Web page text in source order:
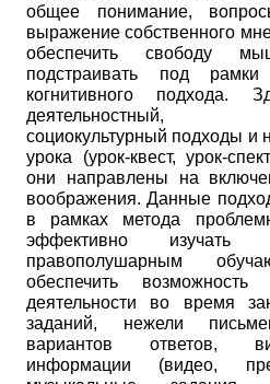
общее понимание,
выражение собственного
обеспечить свободу
подстраивать под рамки
когнитивного подхода.
деятельностный,
социокультурный подходы
урока (урок-квест, урок-
они направлены на
воображения. Данные
в рамках метода
эффективно изучать
правополушарным
обеспечить
деятельности во время
заданий, нежели
вариантов ответов,
информации (видео,